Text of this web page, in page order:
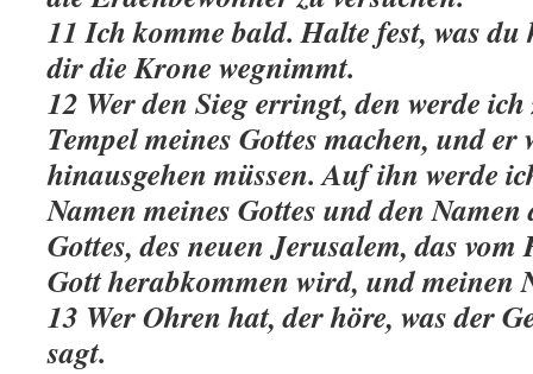
11 Ich komme bald. Halte fest, was
dir die Krone wegnimmt.
12 Wer den Sieg erringt, den werde
Tempel meines Gottes machen, und
hinausgehen müssen. Auf ihn werde
Namen meines Gottes und den
Gottes, des neuen Jerusalem, das
Gott herabkommen wird, und meinen
13 Wer Ohren hat, der höre, was der
sagt.